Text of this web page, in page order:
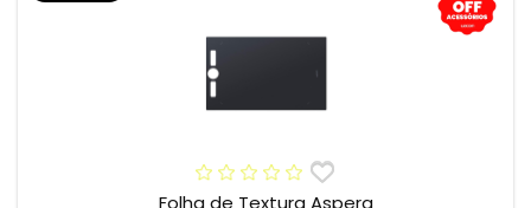
Folha de Textura Aspera